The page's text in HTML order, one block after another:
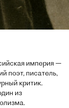
империя —
поэт, писатель,
критик.
из